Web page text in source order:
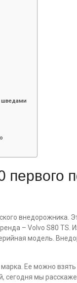
шведами
внедорожника.
– Volvo S80 TS.
модель.
Ее можно
сегодня мы